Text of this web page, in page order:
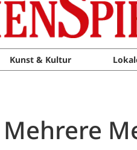
Kunst & Kultur